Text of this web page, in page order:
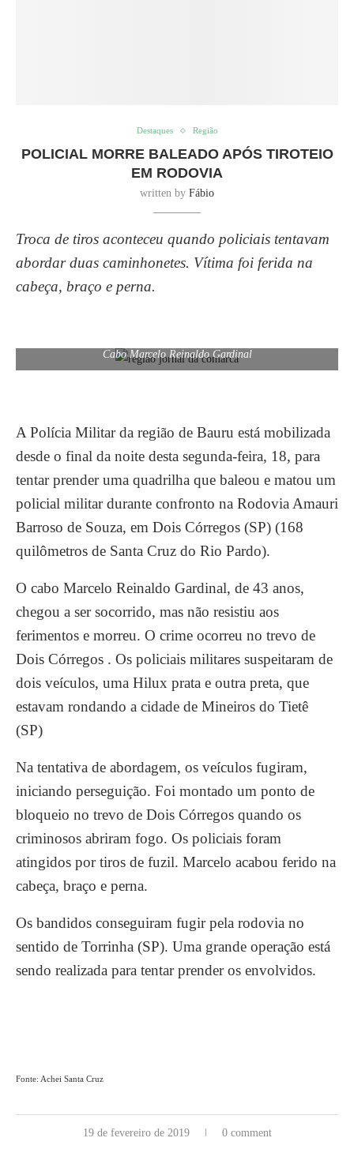
Destaques Região
POLICIAL MORRE BALEADO APÓS TIROTEIO
EM RODOVIA
written by Fábio
Troca de tiros aconteceu quando policiais tentavam
abordar duas caminhonetes. Vítima foi ferida na
cabeça, braço e perna.
Cabo Marcelo Reinaldo Gardinal
A Polícia Militar da região de Bauru está mobilizada
desde o final da noite desta segunda-feira, 18, para
tentar prender uma quadrilha que baleou e matou um
policial militar durante confronto na Rodovia Amauri
Barroso de Souza, em Dois Córregos (SP) (168
quilômetros de Santa Cruz do Rio Pardo).
O cabo Marcelo Reinaldo Gardinal, de 43 anos,
chegou a ser socorrido, mas não resistiu aos
ferimentos e morreu. O crime ocorreu no trevo de
Dois Córregos . Os policiais militares suspeitaram de
dois veículos, uma Hilux prata e outra preta, que
estavam rondando a cidade de Mineiros do Tietê
(SP)
Na tentativa de abordagem, os veículos fugiram,
iniciando perseguição. Foi montado um ponto de
bloqueio no trevo de Dois Córregos quando os
criminosos abriram fogo. Os policiais foram
atingidos por tiros de fuzil. Marcelo acabou ferido na
cabeça, braço e perna.
Os bandidos conseguiram fugir pela rodovia no
sentido de Torrinha (SP). Uma grande operação está
sendo realizada para tentar prender os envolvidos.
Fonte: Achei Santa Cruz
19 de fevereiro de 2019 0 comment